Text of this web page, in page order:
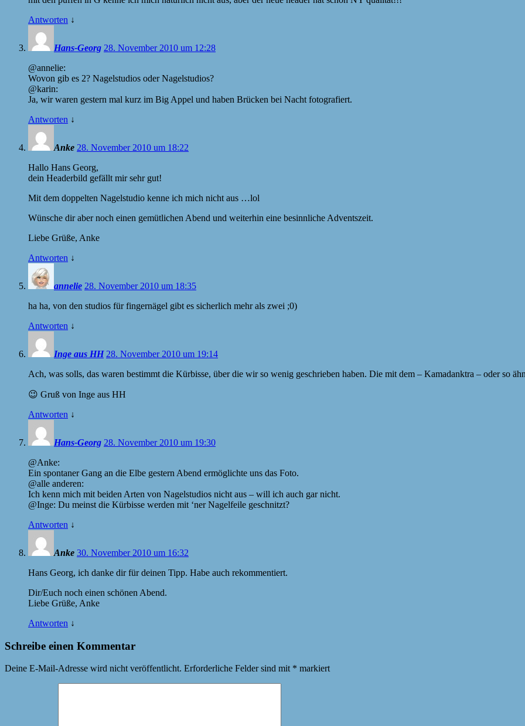
Antworten ↓
Hans-Georg 28. November 2010 um 12:28
@annelie:
Wovon gib es 2? Nagelstudios oder Nagelstudios?
@karin:
Ja, wir waren gestern mal kurz im Big Appel und haben Brücken bei Nacht fotografiert.
Antworten ↓
Anke 28. November 2010 um 18:22
Hallo Hans Georg,
dein Headerbild gefällt mir sehr gut!
Mit dem doppelten Nagelstudio kenne ich mich nicht aus …lol
Wünsche dir aber noch einen gemütlichen Abend und weiterhin eine besinnliche Adventszeit.
Liebe Grüße, Anke
Antworten ↓
annelie 28. November 2010 um 18:35
ha ha, von den studios für fingernägel gibt es sicherlich mehr als zwei ;0)
Antworten ↓
Inge aus HH 28. November 2010 um 19:14
Ach, was solls, das waren bestimmt die Kürbisse, über die wir so wenig geschrieben haben. Die mit dem – Kamadanktra – oder so
😉 Gruß von Inge aus HH
Antworten ↓
Hans-Georg 28. November 2010 um 19:30
@Anke:
Ein spontaner Gang an die Elbe gestern Abend ermöglichte uns das Foto.
@alle anderen:
Ich kenn mich mit beiden Arten von Nagelstudios nicht aus – will ich auch gar nicht.
@Inge: Du meinst die Kürbisse werden mit ‘ner Nagelfeile geschnitzt?
Antworten ↓
Anke 30. November 2010 um 16:32
Hans Georg, ich danke dir für deinen Tipp. Habe auch rekommentiert.
Dir/Euch noch einen schönen Abend.
Liebe Grüße, Anke
Antworten ↓
Schreibe einen Kommentar
Deine E-Mail-Adresse wird nicht veröffentlicht. Erforderliche Felder sind mit * markiert